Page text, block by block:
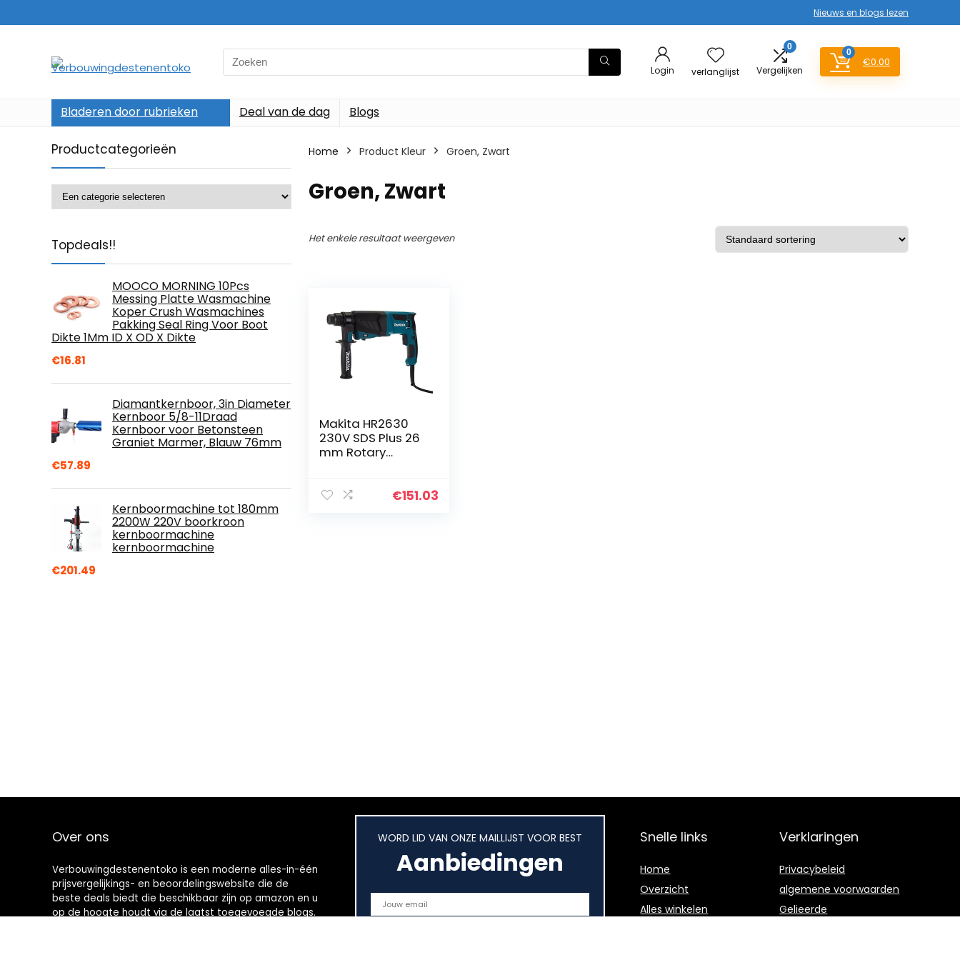
Nieuws en blogs lezen
Search
for:
Login verlanglijst
0
Vergelijken
0
€0.00
Bladeren door rubrieken Deal van de dag Blogs
Productcategorieën
Topdeals!!
MOOCO MORNING 10Pcs
Messing Platte Wasmachine
Koper Crush Wasmachines
Pakking Seal Ring Voor Boot
Dikte 1Mm ID X OD X Dikte
€16.81
Diamantkernboor, 3in Diameter
Kernboor 5/8-11Draad
Kernboor voor Betonsteen
Graniet Marmer, Blauw 76mm
€57.89
Kernboormachine tot 180mm
2200W 220V boorkroon
kernboormachine
kernboormachine
€201.49
Home Product Kleur ‎Groen, Zwart
‎Groen, Zwart
Het enkele resultaat weergeven
Makita HR2630
230V SDS Plus 26
mm Rotary
zilver
€151.03
Over ons
Verbouwingdestenentoko is een moderne alles-in-één
prijsvergelijkings- en beoordelingswebsite die de
beste deals biedt die beschikbaar zijn op amazon en u
op de hoogte houdt via de laatst toegevoegde blogs.
WORD LID VAN ONZE MAILLIJST VOOR BEST
Aanbiedingen
Snelle links
Home
Overzicht
Alles winkelen
Verklaringen
Privacybeleid
algemene voorwaarden
Gelieerde